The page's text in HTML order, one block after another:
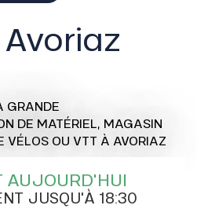
GRANDE
DE MATÉRIEL, MAGASIN
VÉLOS OU VTT À AVORIAZ
AUJOURD'HUI
JUSQU'À 18:30